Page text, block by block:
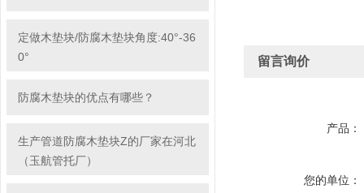
定做木垫块/防腐木垫块角度:40°-36
0°
防腐木垫块的优点有哪些？
生产管道防腐木垫块Z的厂家在河北
（玉航管托厂）
留言询价
产品：
您的单位：